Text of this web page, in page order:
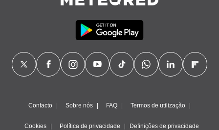
Contacto Sobre nós FAQ Termos de utilização
Cookies Política de privacidade Definições de privacidade